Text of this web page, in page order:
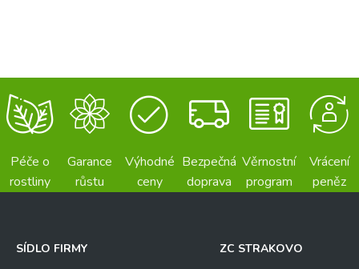
Péče o
rostliny
Garance
růstu
Výhodné
ceny
Bezpečná
doprava
Věrnostní
program
Vrácení
peněz
SÍDLO FIRMY
ZC STRAKOVO